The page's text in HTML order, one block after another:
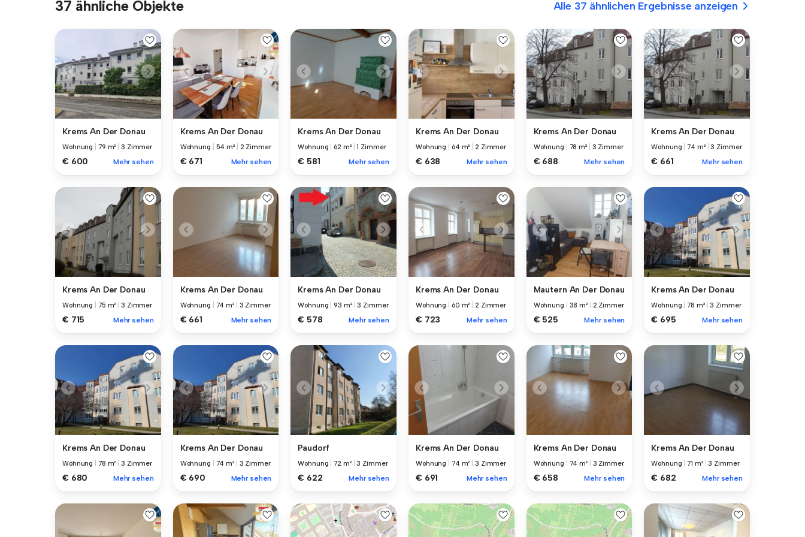
37 ähnliche Objekte Alle 37 ähnlichen Ergebnisse anzeigen
Krems An Der Donau
Wohnung 79 m² |3 Zimmer
€ 600 Mehr sehen
Krems An Der Donau
Wohnung 54 m² 2 Zimmer
€ 671 Mehr sehen
Krems An Der Donau
Wohnung 62 m² |1 Zimmer
€ 581 Mehr sehen
Krems An Der Donau
Wohnung 64 m² 2 Zimmer
€ 638 Mehr sehen
Krems An Der Donau
Wohnung 78 m² 3 Zimmer
€ 688 Mehr sehen
Krems An Der Donau
Wohnung |74 m² |3 Zimmer
€ 661 Mehr sehen
Krems An Der Donau
Wohnung 75 m² |3 Zimmer
€ 715 Mehr sehen
Krems An Der Donau
Wohnung 74 m² 3 Zimmer
€ 661 Mehr sehen
Krems An Der Donau
Wohnung |93 m² |3 Zimmer
€ 578 Mehr sehen
Krems An Der Donau
Wohnung 60 m² 2 Zimmer
€ 723 Mehr sehen
Mautern An Der Donau
Wohnung 38 m² 2 Zimmer
€ 525 Mehr sehen
Krems An Der Donau
Wohnung |78 m² |3 Zimmer
€ 695 Mehr sehen
Krems An Der Donau
Wohnung 78 m² |3 Zimmer
€ 680 Mehr sehen
Krems An Der Donau
Wohnung 74 m² 3 Zimmer
€ 690 Mehr sehen
Paudorf
Wohnung |72 m² |3 Zimmer
€ 622 Mehr sehen
Krems An Der Donau
Wohnung 74 m² 3 Zimmer
€ 691 Mehr sehen
Krems An Der Donau
Wohnung 74 m² 3 Zimmer
€ 658 Mehr sehen
Krems An Der Donau
Wohnung |71 m² |3 Zimmer
€ 682 Mehr sehen